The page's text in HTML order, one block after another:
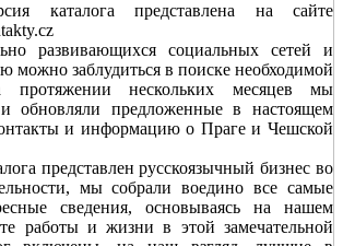
каталога представлена на сайте
развивающихся социальных сетей и
можно заблудиться в поиске необходимой
протяжении нескольких месяцев мы
и обновляли предложенные в настоящем
и информацию о Праге и Чешской
представлен русскоязычный бизнес во
мы собрали воедино все самые
сведения, основываясь на нашем
работы и жизни в этой замечательной